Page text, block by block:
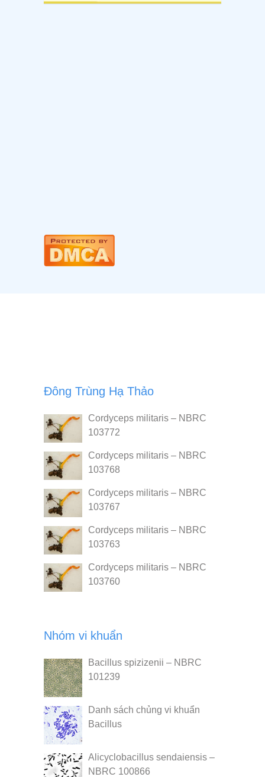
Đông Trùng Hạ Thảo
Cordyceps militaris – NBRC
103772
Cordyceps militaris – NBRC
103768
Cordyceps militaris – NBRC
103767
Cordyceps militaris – NBRC
103763
Cordyceps militaris – NBRC
103760
Nhóm vi khuẩn
Bacillus spizizenii – NBRC
101239
Danh sách chủng vi khuẩn
Bacillus
Alicyclobacillus sendaiensis –
NBRC 100866